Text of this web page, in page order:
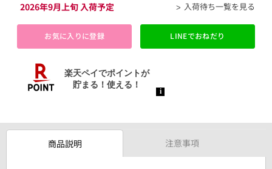
2026年9月上旬 入荷予定
入荷待ち一覧を見る
お気に入りに登録 LINEでおねだり
商品説明 注意事項